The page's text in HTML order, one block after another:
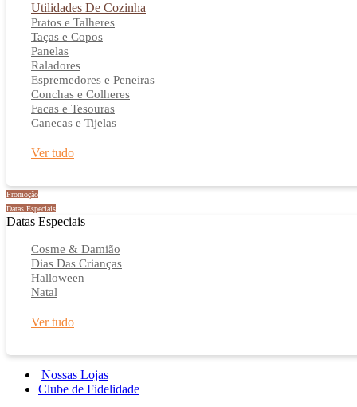
Utilidades De Cozinha
Pratos e Talheres
Taças e Copos
Panelas
Raladores
Espremedores e Peneiras
Conchas e Colheres
Facas e Tesouras
Canecas e Tijelas
Ver tudo
Promoção
Datas Especiais
Datas Especiais
Cosme & Damião
Dias Das Crianças
Halloween
Natal
Ver tudo
Nossas Lojas
Clube de Fidelidade